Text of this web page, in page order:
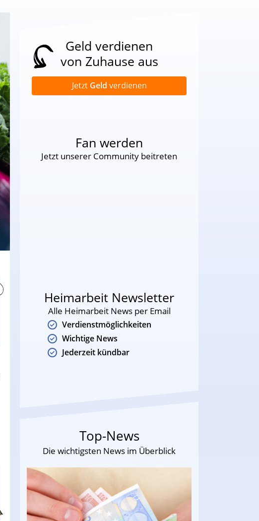
Geld verdienen
von Zuhause aus
Jetzt Geld verdienen
Fan werden
Jetzt unserer Community beitreten
Heimarbeit Newsletter
Alle Heimarbeit News per Email
Verdienstmöglichkeiten
Wichtige News
Jederzeit kündbar
Top-News
Die wichtigsten News im Überblick